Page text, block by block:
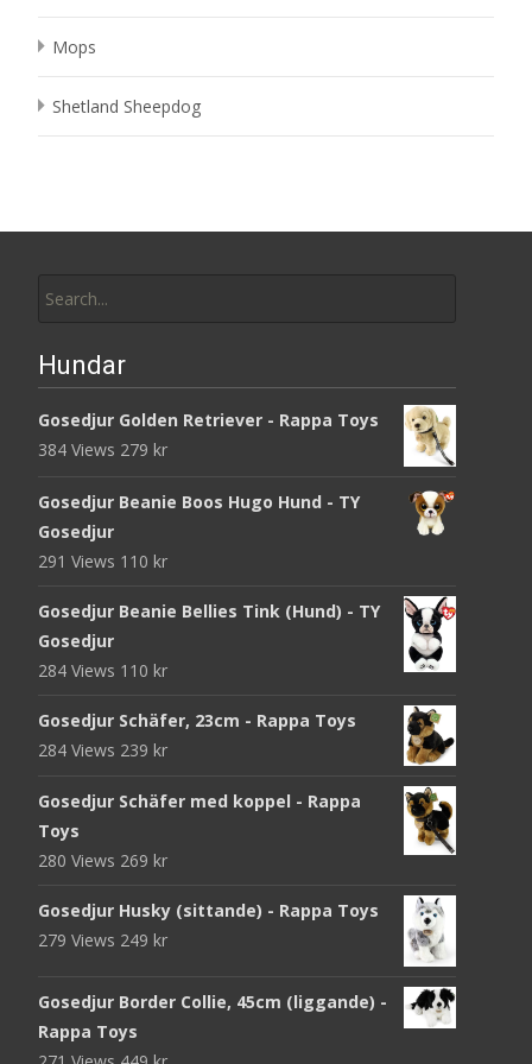
Mops
Shetland Sheepdog
for:
Hundar
Gosedjur Golden Retriever - Rappa Toys
384 Views 279 kr
Gosedjur Beanie Boos Hugo Hund - TY
Gosedjur
291 Views 110 kr
Gosedjur Beanie Bellies Tink (Hund) - TY
Gosedjur
284 Views 110 kr
Gosedjur Schäfer, 23cm - Rappa Toys
284 Views 239 kr
Gosedjur Schäfer med koppel - Rappa
Toys
280 Views 269 kr
Gosedjur Husky (sittande) - Rappa Toys
279 Views 249 kr
Gosedjur Border Collie, 45cm (liggande) -
Rappa Toys